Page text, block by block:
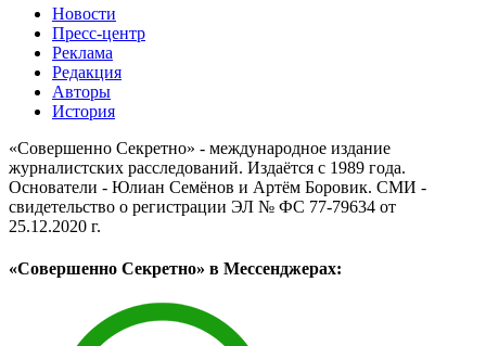
Новости
Пресс-центр
Реклама
Редакция
Авторы
История
«Совершенно Секретно» - международное издание
журналистских расследований. Издаётся с 1989 года.
Основатели - Юлиан Семёнов и Артём Боровик. CМИ -
свидетельство о регистрации ЭЛ № ФС 77-79634 от
25.12.2020 г.
«Совершенно Секретно» в Мессенджерах: